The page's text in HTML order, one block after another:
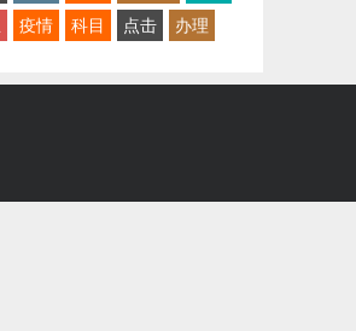
疫情 科目 点击 办理